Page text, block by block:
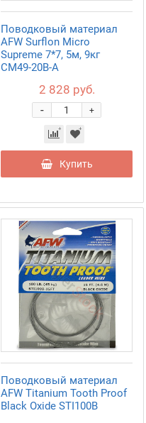
Поводковый материал
AFW Surflon Micro
Supreme 7*7, 5м, 9кг
CM49-20B-A
2 828 руб.
+
-
Купить
Поводковый материал
AFW Titanium Tooth Proof
Black Oxide STI100B